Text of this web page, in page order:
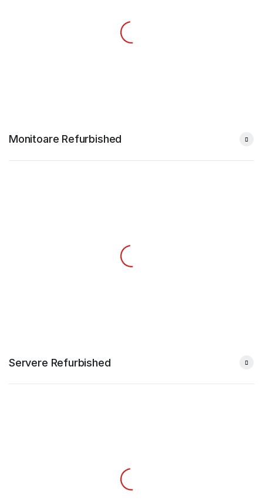
Monitoare Refurbished
Servere Refurbished